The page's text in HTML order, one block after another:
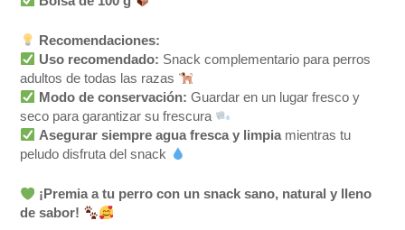
Recomendaciones:
Uso recomendado: Snack complementario para perros
adultos de todas las razas
Modo de conservación: Guardar en un lugar fresco y
seco para garantizar su frescura
Asegurar siempre agua fresca y limpia mientras tu
peludo disfruta del snack
¡Premia a tu perro con un snack sano, natural y lleno
de sabor!